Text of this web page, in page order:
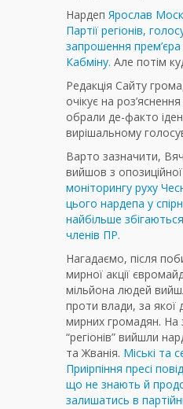
Нардеп Ярослав
Партії регіонів,
запрошення прем’єра
Кабміну. Але потім
Редакція Сайту
очікує на
обрали де-факто
вирішальному
Варто зазначити,
вийшов з опозиційної
моніторингу руху
цього нардепа у
найбільше
членів ПР.
Нагадаємо, після
мирної акції
мільйона людей
проти влади, за якої
мирних громадян. На
“регіонів” вийшли
та Жванія. Міські та
Приірпіння пресі
що не знають й
залишатись в